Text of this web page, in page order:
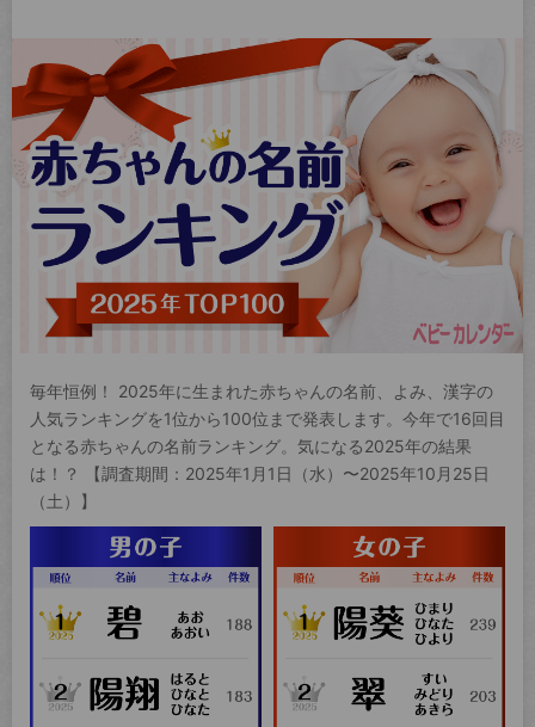
毎年恒例！ 2025年に生まれた赤ちゃんの名前、よみ、漢字の
人気ランキングを1位から100位まで発表します。今年で16回目
となる赤ちゃんの名前ランキング。気になる2025年の結果
は！？ 【調査期間：2025年1月1日（水）〜2025年10月25日
（土）】